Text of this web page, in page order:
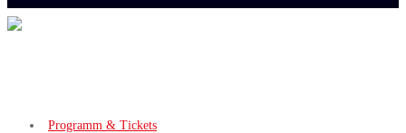
Programm & Tickets